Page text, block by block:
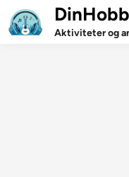
Skip
to
Aktiviteter og